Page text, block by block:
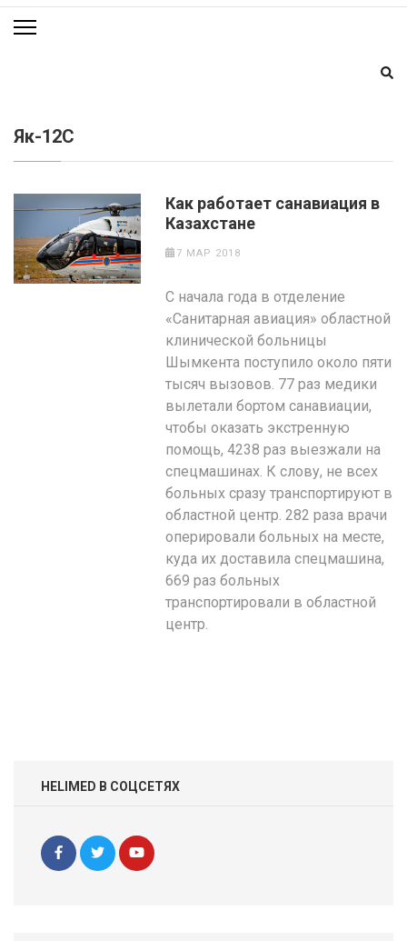
Як-12С
Как работает санавиация в
Казахстане
7 МАР 2018
С начала года в отделение
«Санитарная авиация» областной
клинической больницы
Шымкента поступило около пяти
тысяч вызовов. 77 раз медики
вылетали бортом санавиации,
чтобы оказать экстренную
помощь, 4238 раз выезжали на
спецмашинах. К слову, не всех
больных сразу транспортируют в
областной центр. 282 раза врачи
оперировали больных на месте,
куда их доставила спецмашина,
669 раз больных
транспортировали в областной
центр.
HELIMED В СОЦСЕТЯХ